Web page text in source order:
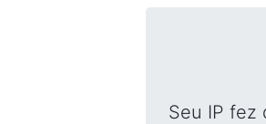
Seu IP fez